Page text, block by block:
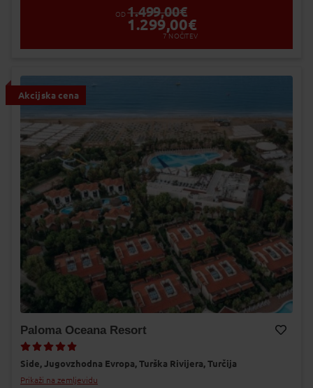
OD1.499,00€
1.299,00€
7 NOČITEV
Akcijska cena
Paloma Oceana Resort
Side,
Jugovzhodna Evropa, Turška Rivijera, Turčija
Prikaži na zemljevidu